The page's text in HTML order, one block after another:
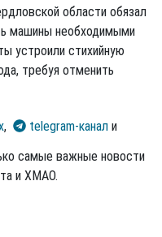
области обязал
машины необходимыми
устроили стихийную
требуя отменить
, telegram-канал и
самые важные новости
и ХМАО.